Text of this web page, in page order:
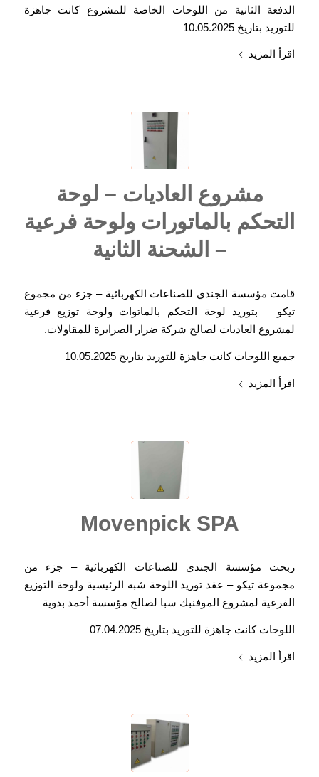
الدفعة الثانية من اللوحات الخاصة للمشروع كانت جاهزة
للتوريد بتاريخ 10.05.2025
اقرأ المزيد
مشروع العاديات – لوحة
التحكم بالماتورات ولوحة فرعية
– الشحنة الثانية
قامت مؤسسة الجندي للصناعات الكهربائية – جزء من مجموع
تيكو – بتوريد لوحة التحكم بالماتوات ولوحة توزيع فرعية
لمشروع العاديات لصالح شركة ضرار الصرايرة للمقاولات.
جميع اللوحات كانت جاهزة للتوريد بتاريخ 10.05.2025
اقرأ المزيد
Movenpick SPA
ربحت مؤسسة الجندي للصناعات الكهربائية – جزء من
مجموعة تيكو – عقد توريد اللوحة شبه الرئيسية ولوحة التوزيع
الفرعية لمشروع الموفنبك سبا لصالح مؤسسة أحمد بدوية
اللوحات كانت جاهزة للتوريد بتاريخ 07.04.2025
اقرأ المزيد